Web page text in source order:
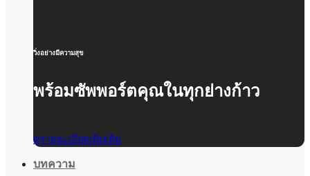
วิ่งอย่างมีความสุข
พร้อมซัพพอร์ตคุณในทุกย่างก้าว
ดูรายละเอียดเพิ่มเติม
บทความ